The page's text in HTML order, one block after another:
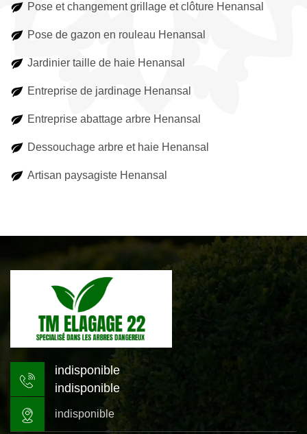
Pose et changement grillage et clôture Henansal
Pose de gazon en rouleau Henansal
Jardinier taille de haie Henansal
Entreprise de jardinage Henansal
Entreprise abattage arbre Henansal
Dessouchage arbre et haie Henansal
Artisan paysagiste Henansal
indisponible
indisponible
indisponible